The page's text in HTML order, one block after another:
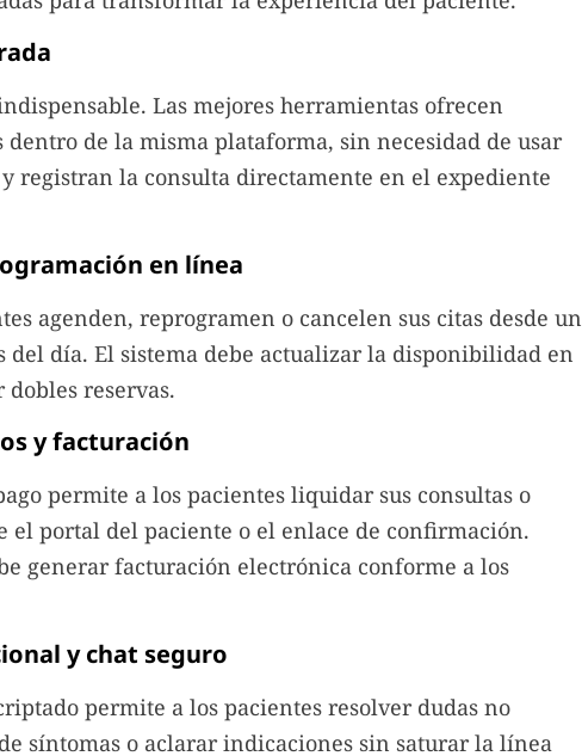
Las mejores herramientas ofrecen
dentro de la misma plataforma, sin necesidad de usar
registran la consulta directamente en el expediente
en línea
agenden, reprogramen o cancelen sus citas desde un
del día. El sistema debe actualizar la disponibilidad en
reservas.
y facturación
permite a los pacientes liquidar sus consultas o
el portal del paciente o el enlace de confirmación.
generar facturación electrónica conforme a los
y chat seguro
permite a los pacientes resolver dudas no
síntomas o aclarar indicaciones sin saturar la línea